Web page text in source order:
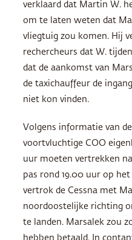
verklaard dat Martin W.
om te laten weten dat
vliegtuig zou komen. Hij
rechercheurs dat W.
dat de aankomst van
de taxichauffeur de
niet kon vinden.
Volgens informatie van de
voortvluchtige COO
uur moeten vertrekken
pas rond 19.00 uur op
vertrok de Cessna met
noordoostelijke richting
te landen. Marsalek zou
hebben betaald. In